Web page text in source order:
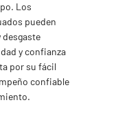
Los
pueden
desgaste
y confianza
por su fácil
confiable